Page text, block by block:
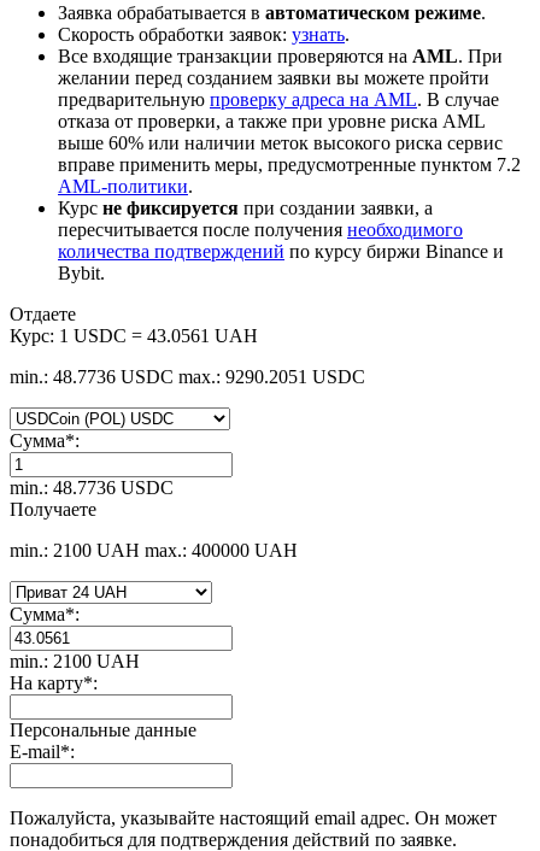
Заявка обрабатывается в автоматическом режиме.
Скорость обработки заявок: узнать.
Все входящие транзакции проверяются на AML. При
желании перед созданием заявки вы можете пройти
предварительную проверку адреса на AML. В случае
отказа от проверки, а также при уровне риска AML
выше 60% или наличии меток высокого риска сервис
вправе применить меры, предусмотренные пунктом 7.2
AML-политики.
Курс не фиксируется при создании заявки, а
пересчитывается после получения необходимого
количества подтверждений по курсу биржи Binance и
Bybit.
Отдаете
Курс: 1 USDC = 43.0561 UAH
min.: 48.7736 USDC max.: 9290.2051 USDC
Сумма*:
min.: 48.7736 USDC
Получаете
min.: 2100 UAH max.: 400000 UAH
Сумма*:
min.: 2100 UAH
На карту*:
Персональные данные
E-mail*:
Пожалуйста, указывайте настоящий email адрес. Он может
понадобиться для подтверждения действий по заявке.